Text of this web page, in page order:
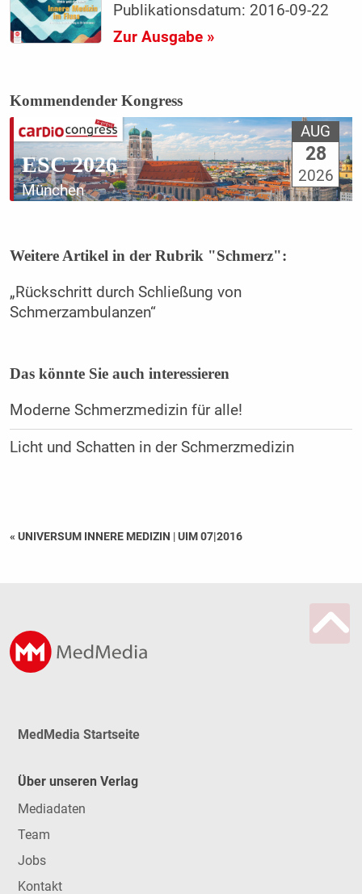
Publikationsdatum: 2016-09-22
Zur Ausgabe »
Kommendender Kongress
ESC 2026
München
AUG
28
2026
Weitere Artikel in der Rubrik "Schmerz":
„Rückschritt durch Schließung von
Schmerzambulanzen“
Das könnte Sie auch interessieren
Moderne Schmerzmedizin für alle!
Licht und Schatten in der Schmerzmedizin
« UNIVERSUM INNERE MEDIZIN |UIM 07|2016
MedMedia Startseite
Über unseren Verlag
Mediadaten
Team
Jobs
Kontakt